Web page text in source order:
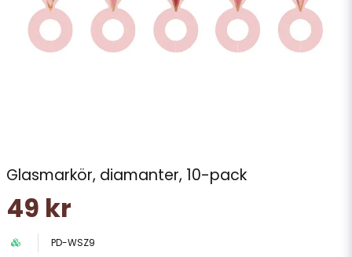
Glasmarkör, diamanter, 10-pack
49 kr
PD-WSZ9